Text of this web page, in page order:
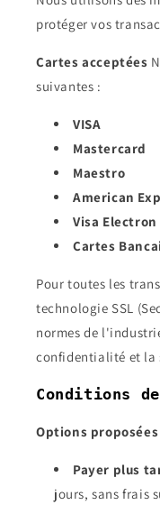
protéger vos
Cartes acceptées
suivantes :
VISA
Mastercard
Maestro
American
Visa Electron
Cartes
Pour toutes les
technologie SSL
normes de
confidentialité et la
Conditions
Options proposées
Payer plus
jours, sans frais